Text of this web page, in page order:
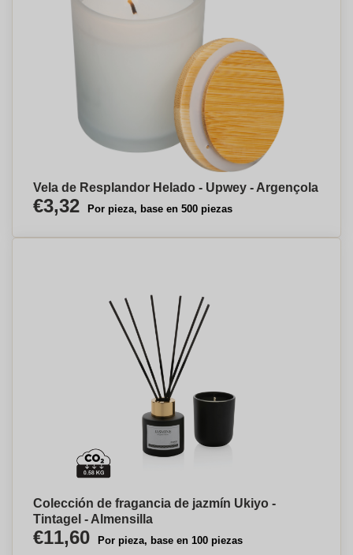
Vela de Resplandor Helado - Upwey - Argençola
€3,32 Por pieza, base en 500 piezas
Colección de fragancia de jazmín Ukiyo -
Tintagel - Almensilla
€11,60 Por pieza, base en 100 piezas